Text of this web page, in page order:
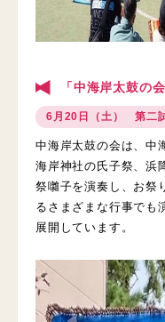
「中海岸太鼓の
6月20日（土） 第二
中海岸太鼓の会は、中
海岸神社の氏子祭、浜
祭囃子を演奏し、お祭
るさまざまな行事でも
展開しています。